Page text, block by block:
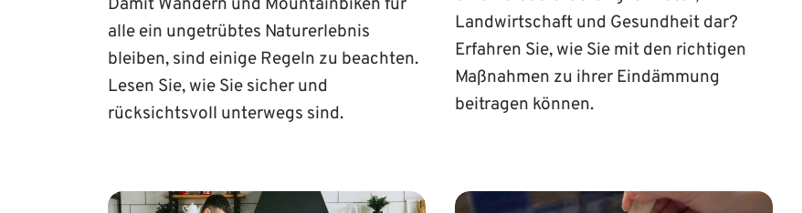
alle ein ungetrübtes Naturerlebnis
bleiben, sind einige Regeln zu beachten.
Lesen Sie, wie Sie sicher und
rücksichtsvoll unterwegs sind.
Landwirtschaft und Gesundheit dar?
Erfahren Sie, wie Sie mit den richtigen
Maßnahmen zu ihrer Eindämmung
beitragen können.